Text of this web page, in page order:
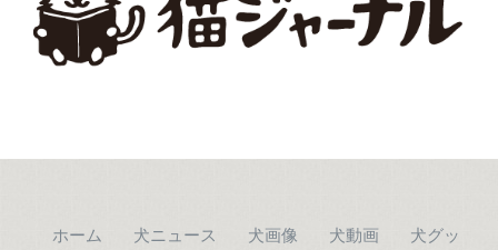
ホーム 犬ニュース 犬画像 犬動画 犬グッ